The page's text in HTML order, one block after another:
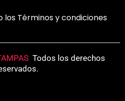
los Términos y condiciones
Todos los derechos